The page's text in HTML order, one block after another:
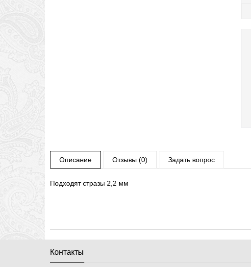
Описание Отзывы (0) Задать вопрос
Подходят стразы 2,2 мм
Контакты